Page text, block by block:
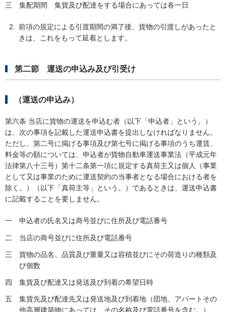
三 集配期間 集貨及び配達をする場合にあっては各一日
前項の規定による引渡期間の満了後、貨物の引渡しがあったと
きは、これをもって延着とします。
第二節 運送の申込み及び引受け
（運送の申込み）
第六条 当店に貨物の運送を申込む者（以下「申込者」という。）
は、次の事項を記載した運送申込書を提出しなければなりません。
ただし、第二号に掲げる事項及び第七号に掲げる事項のうち運賃、
料金等の額については、申込者が貨物自動車運送事業法（平成元年
法律第八十三号）第十二条第一項に規定する真荷主又は個人（事業
として又は事業のために運送契約の当事者となる場合における者を
除く。）（以下「真荷主等」という。）であるときは、運送申込書
に記載することを要しません。
一 申込者の氏名又は商号並びに住所及び電話番号
二 当店の商号並びに住所及び電話番号
三
貨物の品名、品質及び重量又は容積並びにその荷造りの種類及
び個数
四 集貨及び配達又は発送及び到着の希望日時
五
集貨先及び配達先又は発送地及び到着地（団地、アパートその
他高層建築物にあっては、その名称及び電話番号を含む。）